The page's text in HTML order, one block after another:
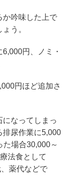
か吟味した上で
う。
円、ノミ・
円ほど追加さ
なってしまっ
排尿作業に5,000
た場合30,000～
法食として
薬代などで